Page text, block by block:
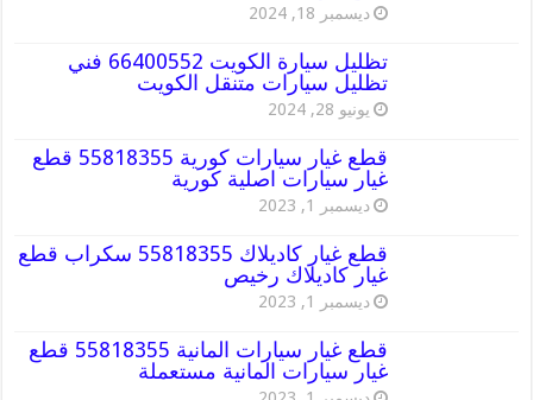
ديسمبر 18, 2024
تظليل سيارة الكويت 66400552 فني
تظليل سيارات متنقل الكويت
يونيو 28, 2024
قطع غيار سيارات كورية 55818355 قطع
غيار سيارات اصلية كورية
ديسمبر 1, 2023
قطع غيار كاديلاك 55818355 سكراب قطع
غيار كاديلاك رخيص
ديسمبر 1, 2023
قطع غيار سيارات المانية 55818355 قطع
غيار سيارات المانية مستعملة